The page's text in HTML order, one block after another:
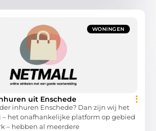
WONINGEN
uit Enschede
inhuren Enschede? Dan zijn wij het
– het onafhankelijke platform op gebied
– hebben al meerdere